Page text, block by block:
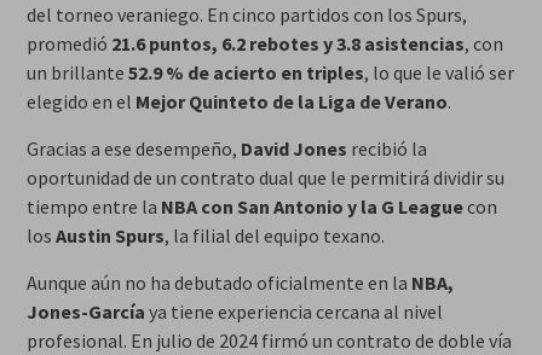
del torneo veraniego. En cinco partidos con los Spurs,
promedió 21.6 puntos, 6.2 rebotes y 3.8 asistencias, con
un brillante 52.9 % de acierto en triples, lo que le valió ser
elegido en el Mejor Quinteto de la Liga de Verano.
Gracias a ese desempeño, David Jones recibió la
oportunidad de un contrato dual que le permitirá dividir su
tiempo entre la NBA con San Antonio y la G Leaguecon
los Austin Spurs, la filial del equipo texano.
Aunque aún no ha debutado oficialmente en la NBA,
Jones-García ya tiene experiencia cercana al nivel
profesional. En julio de 2024 firmó un contrato de doble vía